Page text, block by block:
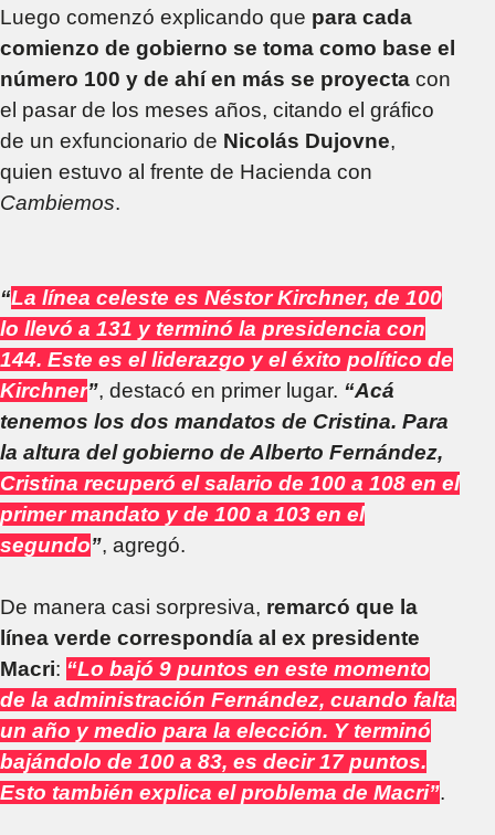
Luego comenzó explicando que para cada
comienzo de gobierno se toma como base el
número 100 y de ahí en más se proyecta con
el pasar de los meses años, citando el gráfico
de un exfuncionario de Nicolás Dujovne,
quien estuvo al frente de Hacienda con
Cambiemos.
“La línea celeste es Néstor Kirchner, de 100
lo llevó a 131 y terminó la presidencia con
144. Este es el liderazgo y el éxito político de
Kirchner”, destacó en primer lugar. “Acá
tenemos los dos mandatos de Cristina. Para
la altura del gobierno de Alberto Fernández,
Cristina recuperó el salario de 100 a 108 en el
primer mandato y de 100 a 103 en el
segundo”, agregó.
De manera casi sorpresiva, remarcó que la
línea verde correspondía al ex presidente
Macri: “Lo bajó 9 puntos en este momento
de la administración Fernández, cuando falta
un año y medio para la elección. Y terminó
bajándolo de 100 a 83, es decir 17 puntos.
Esto también explica el problema de Macri”.